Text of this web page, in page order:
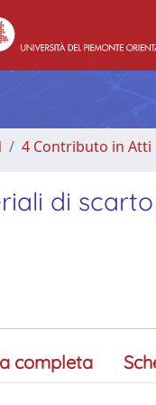
4 Contributo in Atti
di
completa